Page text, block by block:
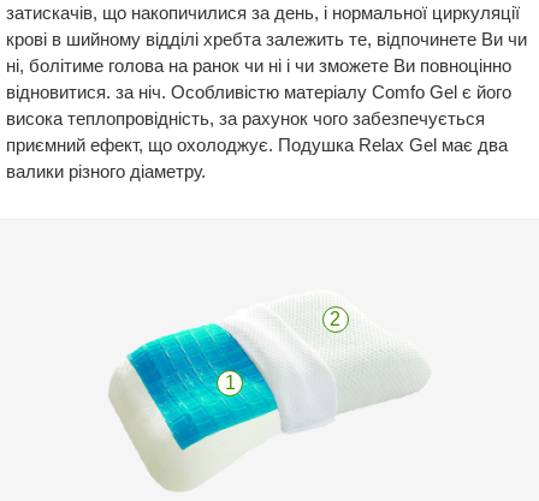
затискачів, що накопичилися за день, і нормальної циркуляції
крові в шийному відділі хребта залежить те, відпочинете Ви чи
ні, болітиме голова на ранок чи ні і чи зможете Ви повноцінно
відновитися. за ніч. Особливістю матеріалу Comfo Gel є його
висока теплопровідність, за рахунок чого забезпечується
приємний ефект, що охолоджує. Подушка Relax Gel має два
валики різного діаметру.
1
2